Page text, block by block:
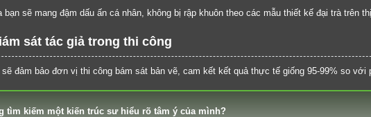
bạn sẽ mang đậm dấu ấn cá nhân, không bị rập khuôn theo các mẫu thiết kế đại trà trên
sát tác giả trong thi công
đảm bảo đơn vị thi công bám sát bản vẽ, cam kết kết quả thực tế giống 95-99% so với
tìm kiếm một kiến trúc sư hiểu rõ tâm ý của mình?